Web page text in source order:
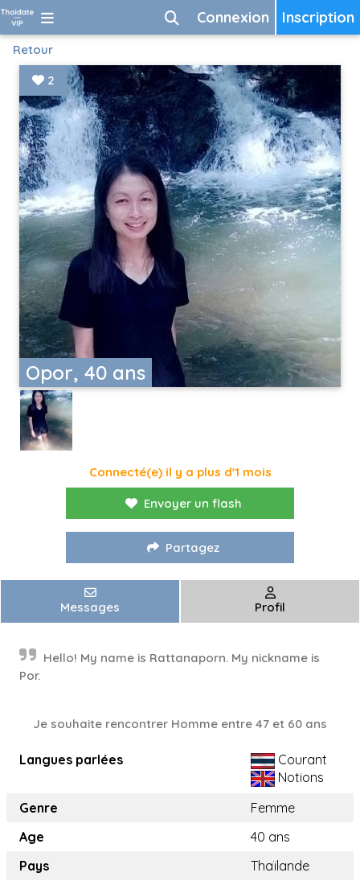
Inscription
Connexion
Retour
Opor, 40 ans
2
Connecté(e) il y a plus d'1 mois
Envoyer un flash
Partagez
Messages Profil
Hello! My name is Rattanaporn. My nickname is
Por.
Je souhaite rencontrer Homme entre 47 et 60 ans
Langues parlées
Courant
Notions
Genre
Femme
Age
40 ans
Pays
Thaïlande